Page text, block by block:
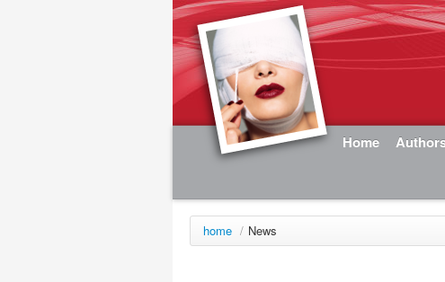
Home
home / News